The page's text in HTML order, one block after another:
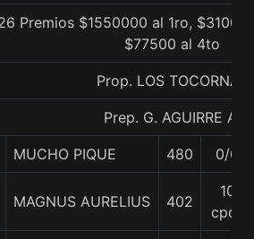
Premios $1550000 al 1ro,
$77500 al 4to
Prop. LOS TOCORNAL
Prep. G. AGUIRRE A.
MUCHO PIQUE 480 0/0
MAGNUS AURELIUS 402
10
cpos